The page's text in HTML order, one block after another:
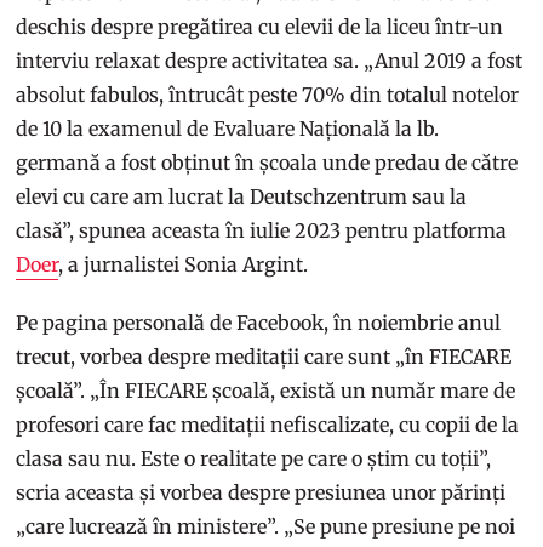
deschis despre pregătirea cu elevii de la liceu într-un
interviu relaxat despre activitatea sa. „Anul 2019 a fost
absolut fabulos, întrucât peste 70% din totalul notelor
de 10 la examenul de Evaluare Națională la lb.
germană a fost obținut în școala unde predau de către
elevi cu care am lucrat la Deutschzentrum sau la
clasă”, spunea aceasta în iulie 2023 pentru platforma
Doer, a jurnalistei Sonia Argint.
Pe pagina personală de Facebook, în noiembrie anul
trecut, vorbea despre meditații care sunt „în FIECARE
școală”. „În FIECARE școală, există un număr mare de
profesori care fac meditații nefiscalizate, cu copii de la
clasa sau nu. Este o realitate pe care o știm cu toții”,
scria aceasta și vorbea despre presiunea unor părinți
„care lucrează în ministere”. „Se pune presiune pe noi